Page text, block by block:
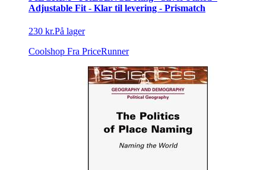
Adjustable Fit - Klar til levering - Prismatch
230 kr.På lager
Coolshop Fra PriceRunner